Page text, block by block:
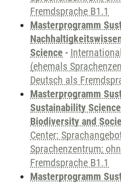
Fremdsprache B1.1
Masterprogramm
Science -
(ehemals
Deutsch als
Masterprogramm
Sustainability
Biodiversity and
Center:
Sprachenzentrum;
Fremdsprache B1.1
Masterprogramm